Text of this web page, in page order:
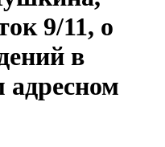
9/11, о
в
адресном